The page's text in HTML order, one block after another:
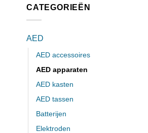
CATEGORIEËN
AED
AED accessoires
AED apparaten
AED kasten
AED tassen
Batterijen
Elektroden